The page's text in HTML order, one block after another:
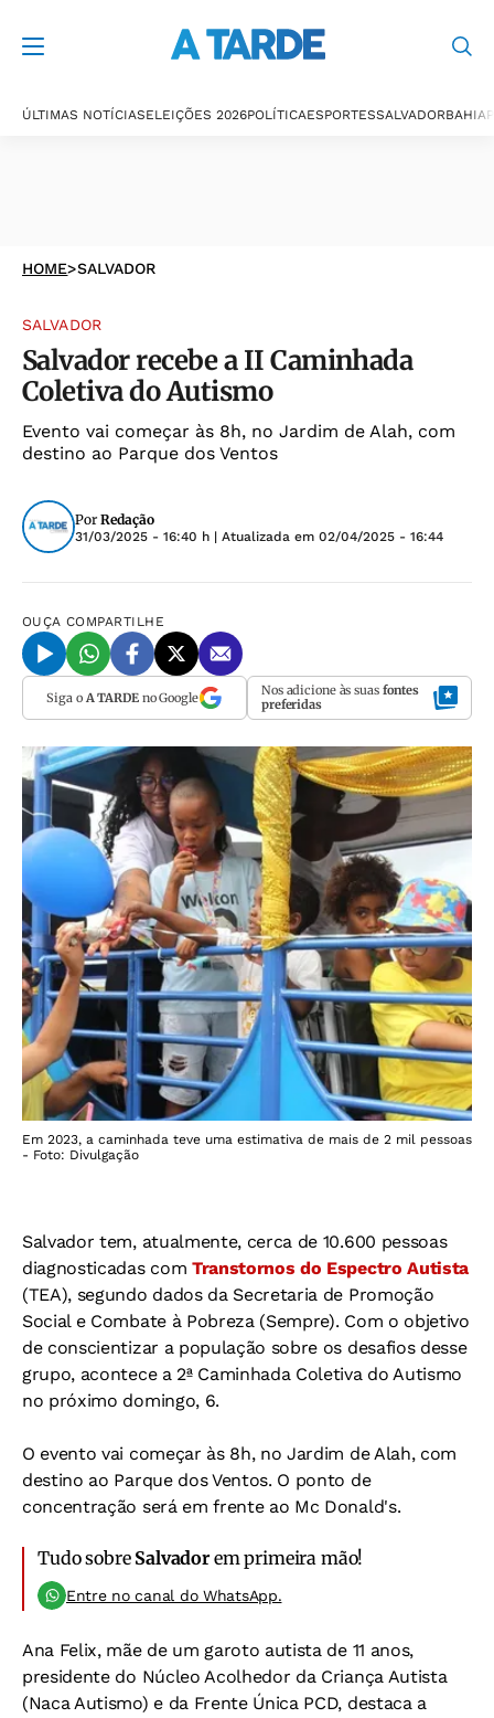
ÚLTIMAS NOTÍCIASELEIÇÕES 2026POLÍTICAESPORTESSALVADORBAHIA
HOME>SALVADOR
SALVADOR
Salvador recebe a II Caminhada
Coletiva do Autismo
Evento vai começar às 8h, no Jardim de Alah, com
destino ao Parque dos Ventos
Por Redação
31/03/2025 - 16:40 h | Atualizada em 02/04/2025 - 16:44
OUÇA COMPARTILHE
Siga o A TARDEno Google Nos adicione às suas fontes
preferidas
Em 2023, a caminhada teve uma estimativa de mais de 2 mil pessoas
- Foto: Divulgação
Salvador tem, atualmente, cerca de 10.600 pessoas
diagnosticadas com Transtornos do Espectro Autista
(TEA), segundo dados da Secretaria de Promoção
Social e Combate à Pobreza (Sempre). Com o objetivo
de conscientizar a população sobre os desafios desse
grupo, acontece a 2ª Caminhada Coletiva do Autismo
no próximo domingo, 6.
O evento vai começar às 8h, no Jardim de Alah, com
destino ao Parque dos Ventos. O ponto de
concentração será em frente ao Mc Donald's.
Tudo sobre Salvadorem primeira mão!
Entre no canal do WhatsApp.
Ana Felix, mãe de um garoto autista de 11 anos,
presidente do Núcleo Acolhedor da Criança Autista
(Naca Autismo) e da Frente Única PCD, destaca a